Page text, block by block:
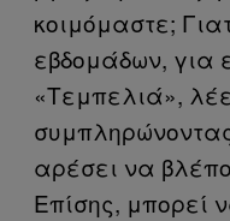
κοιμόμαστε;
εβδομάδων, για
«Τεμπελιά»,
αρέσει να
Επίσης, μπορεί